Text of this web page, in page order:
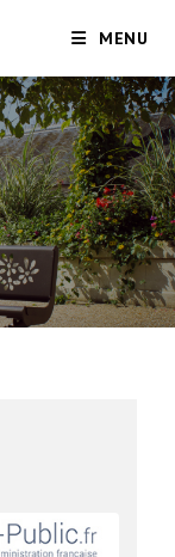
MENU